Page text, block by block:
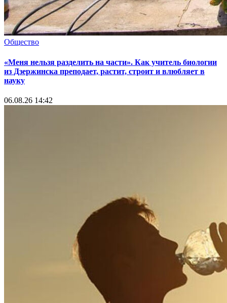
Общество
«Меня нельзя разделить на части». Как учитель биологии
из Дзержинска преподает, растит, строит и влюбляет в
науку
06.08.26 14:42